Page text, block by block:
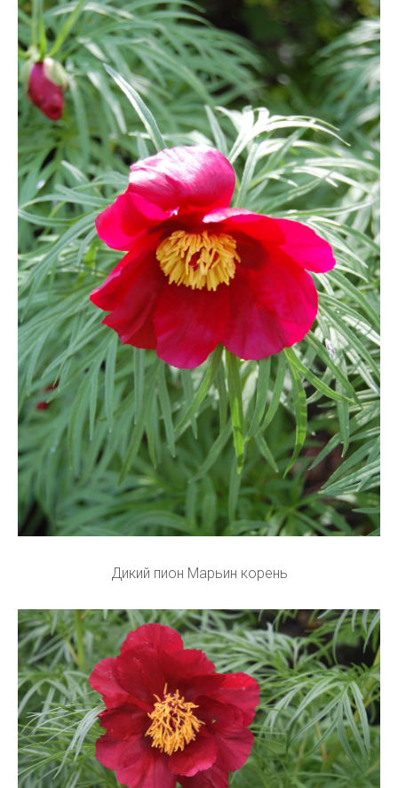
Дикий пион Марьин корень